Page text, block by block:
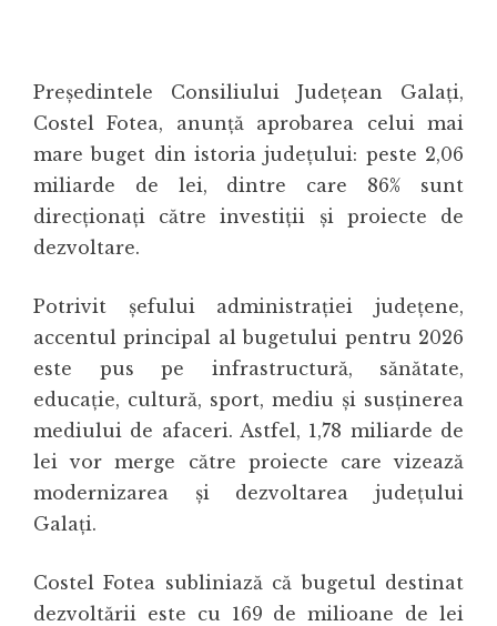
Președintele Consiliului Județean Galați,
Costel Fotea, anunță aprobarea celui mai
mare buget din istoria județului: peste 2,06
miliarde de lei, dintre care 86% sunt
direcționați către investiții și proiecte de
dezvoltare.
Potrivit șefului administrației județene,
accentul principal al bugetului pentru 2026
este pus pe infrastructură, sănătate,
educație, cultură, sport, mediu și susținerea
mediului de afaceri. Astfel, 1,78 miliarde de
lei vor merge către proiecte care vizează
modernizarea și dezvoltarea județului
Galați.
Costel Fotea subliniază că bugetul destinat
dezvoltării este cu 169 de milioane de lei